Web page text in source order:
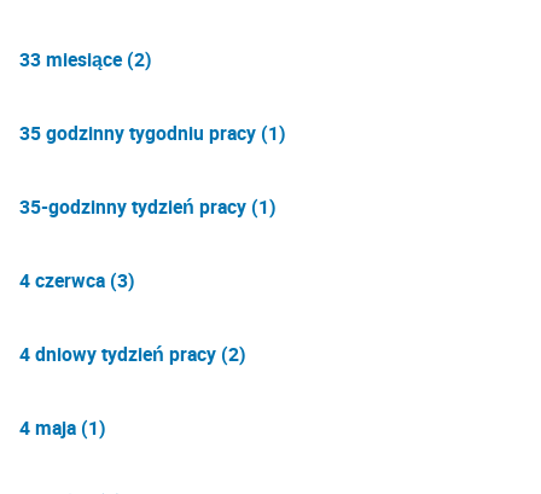
33 miesiące (2)
35 godzinny tygodniu pracy (1)
35-godzinny tydzień pracy (1)
4 czerwca (3)
4 dniowy tydzień pracy (2)
4 maja (1)